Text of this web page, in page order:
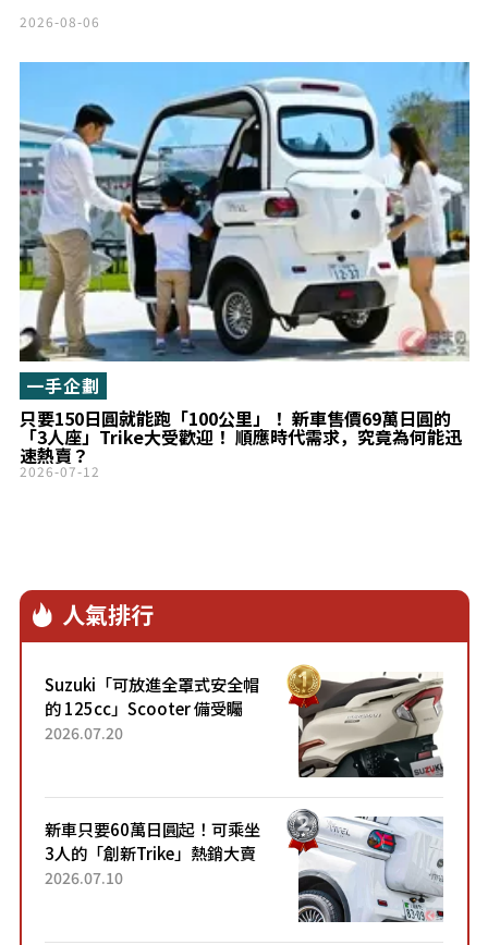
2026-08-06
只要150日圓就能跑「100公里」！ 新車售價69萬日圓的
「3人座」Trike大受歡迎！ 順應時代需求，究竟為何能迅
速熱賣？
一手企劃
2026-07-12
人氣排行
Suzuki「可放進全罩式安全帽
的 125cc」Scooter 備受矚
目！採用全新流線設計與各項
2026.07.20
新車只要60萬日圓起！可乘坐
3人的「創新Trike」熱銷大賣
成為人氣車款！「養車成本真
2026.07.10